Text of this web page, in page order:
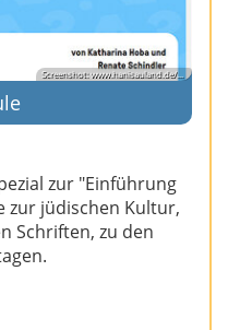
Screenshot: www.hanisauland.de/...
zur "Einführung
zur jüdischen Kultur,
Schriften, zu den